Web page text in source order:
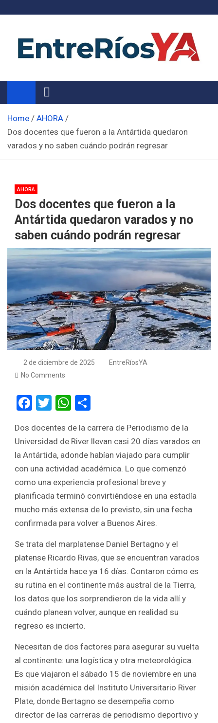
Noticias de Entre Ríos
Información de toda la provincia ahora
Home
AHORA
Dos docentes que fueron a la Antártida quedaron
varados y no saben cuándo podrán regresar
AHORA
Dos docentes que fueron a la
Antártida quedaron varados y no
saben cuándo podrán regresar
2 de diciembre de 2025
EntreRíosYA
No Comments
F
ce
b
o
o
k
T
tt
er
W
at
s
A
p
p
ar
e
Dos docentes de la carrera de Periodismo de la
Universidad de River llevan casi 20 días varados en
la Antártida, adonde habían viajado para cumplir
con una actividad académica. Lo que comenzó
como una experiencia profesional breve y
planificada terminó convirtiéndose en una estadía
mucho más extensa de lo previsto, sin una fecha
confirmada para volver a Buenos Aires.
Se trata del marplatense Daniel Bertagno y el
platense Ricardo Rivas, que se encuentran varados
en la Antártida hace ya 16 días. Contaron cómo es
su rutina en el continente más austral de la Tierra,
los datos que los sorprendieron de la vida allí y
cuándo planean volver, aunque en realidad su
regreso es incierto.
Necesitan de dos factores para asegurar su vuelta
al continente: una logística y otra meteorológica.
Es que viajaron el sábado 15 de noviembre en una
misión académica del Instituto Universitario River
Plate, donde Bertagno se desempeña como
director de las carreras de periodismo deportivo y